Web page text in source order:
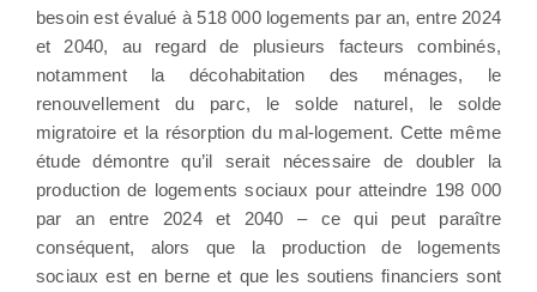
besoin est évalué à 518 000 logements par an, entre 2024
et 2040, au regard de plusieurs facteurs combinés,
notamment la décohabitation des ménages, le
renouvellement du parc, le solde naturel, le solde
migratoire et la résorption du mal-logement. Cette même
étude démontre qu’il serait nécessaire de doubler la
production de logements sociaux pour atteindre 198 000
par an entre 2024 et 2040 – ce qui peut paraître
conséquent, alors que la production de logements
sociaux est en berne et que les soutiens financiers sont